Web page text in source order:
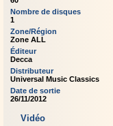
Nombre de disques
1
Zone/Région
Zone ALL
Éditeur
Decca
Distributeur
Universal Music Classics
Date de sortie
26/11/2012
Vidéo